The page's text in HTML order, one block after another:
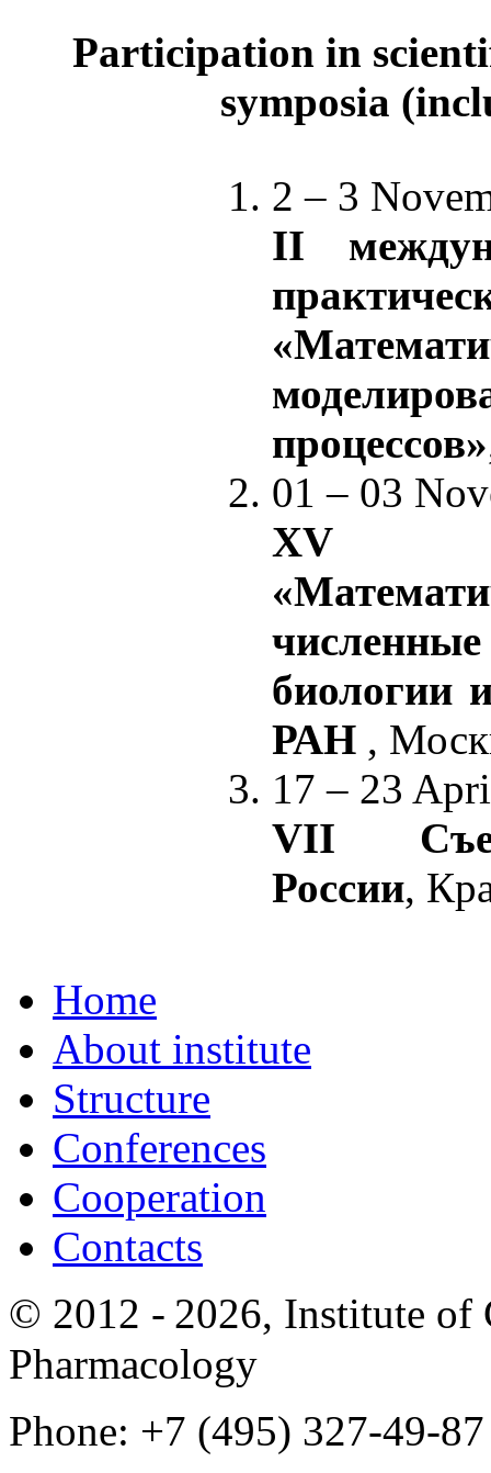
Participation in
symposia
2 – 3
II
процессов»
01 – 03
XV
биологии
РАН ,
17 – 23
VII
России,
Home
About institute
Structure
Conferences
Cooperation
Contacts
© 2012 - 2026, Institute of
Pharmacology
Phone: +7 (495) 327-49-87